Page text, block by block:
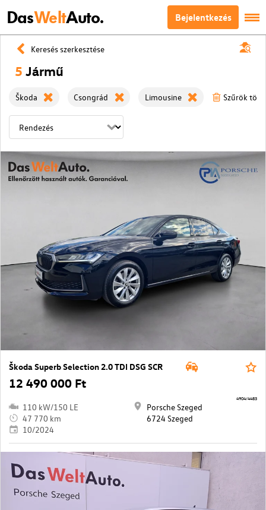
DasWeltAuto. Bejelentkezés
Keresés szerkesztése
5 Jármű
Škoda Csongrád Limousine Szűrök
Škoda Superb Selection 2.0 TDI DSG SCR
12 490 000 Ft
110 kW/150 LE
47 770 km
10/2024
Porsche Szeged
6724 Szeged
4904/4483